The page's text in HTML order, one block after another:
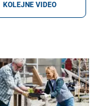
KOLEJNE VIDEO